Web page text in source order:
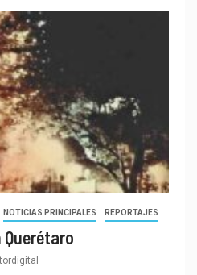
NOTICIAS PRINCIPALES REPORTAJES